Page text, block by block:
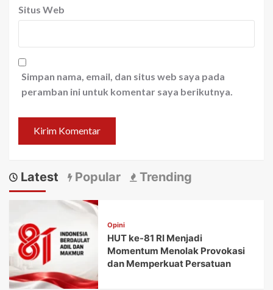
Situs Web
Simpan nama, email, dan situs web saya pada
peramban ini untuk komentar saya berikutnya.
Latest Popular Trending
Opini
HUT ke-81 RI Menjadi
Momentum Menolak Provokasi
dan Memperkuat Persatuan